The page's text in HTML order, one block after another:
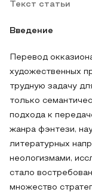
Текст статьи
Введение
Перевод
художественных
трудную задачу
только
подхода к
жанра фэнтези,
литературных
неологизмами,
стало
множество